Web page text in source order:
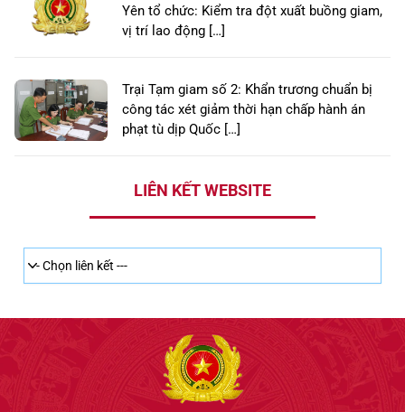
Yên tổ chức: Kiểm tra đột xuất buồng giam,
vị trí lao động […]
Trại Tạm giam số 2: Khẩn trương chuẩn bị
công tác xét giảm thời hạn chấp hành án
phạt tù dịp Quốc […]
LIÊN KẾT WEBSITE